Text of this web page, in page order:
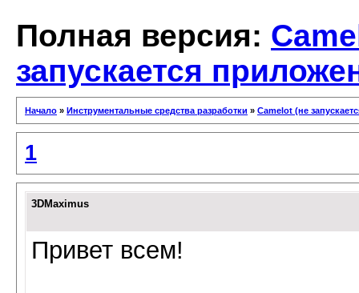
Полная версия:
запускается
Начало » Инструментальные средства разработки » Camelot (не
1
3DMaximus
Привет всем!